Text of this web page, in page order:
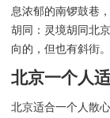
息浓郁的南锣鼓巷
胡同：灵境胡同北
向的，但也有斜街。
北京一个人
北京适合一个人散